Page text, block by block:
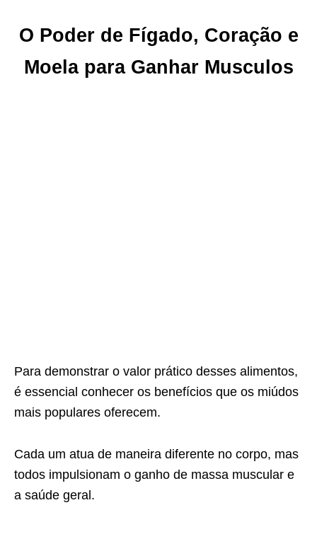
O Poder de Fígado, Coração e
Moela para Ganhar Musculos
Para demonstrar o valor prático desses alimentos,
é essencial conhecer os benefícios que os miúdos
mais populares oferecem.
Cada um atua de maneira diferente no corpo, mas
todos impulsionam o ganho de massa muscular e
a saúde geral.